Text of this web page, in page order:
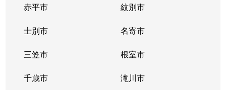
赤平市 紋別市
士別市 名寄市
三笠市 根室市
千歳市 滝川市